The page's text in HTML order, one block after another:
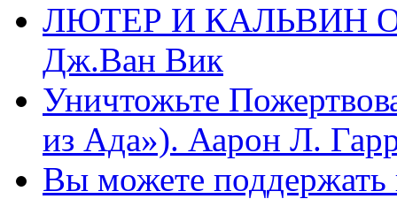
ЛЮТЕР И КАЛЬВИН
Дж.Ван Вик
Уничтожьте
из Ада»). Аарон Л.
Вы можете